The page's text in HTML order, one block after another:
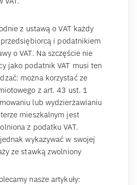
z ustawą o VAT każdy
i podatnikiem
o VAT. Na szczęście nie
jako podatnik VAT musi ten
można korzystać ze
z art. 43 ust. 1
lub wydzierżawianiu
mieszkalnym jest
z podatku VAT.
wykazywać w swojej
ze stawką zwolniony
nasze artykuły: